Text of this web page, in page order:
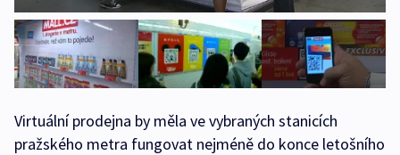
Virtuální prodejna by měla ve vybraných stanicích
pražského metra fungovat nejméně do konce letošního